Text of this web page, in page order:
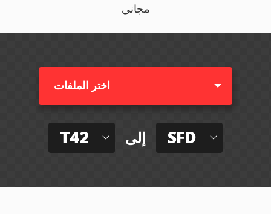
مجاني
اختر الملفات
T42 إلى SFD